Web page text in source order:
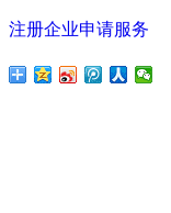
注册企业申请服务